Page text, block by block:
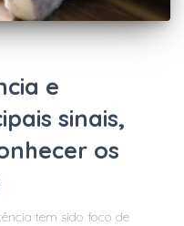
e
sinais,
os
tem sido foco de